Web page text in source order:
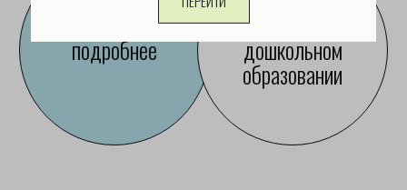
Знает свои интересы, понимает,
где хочет реализоваться после
школы и как к этому прийти
Осознаёт взаимосвязь между
школьными дисциплинами